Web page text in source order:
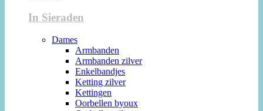
In Sieraden
Dames
Armbanden
Armbanden zilver
Enkelbandjes
Ketting zilver
Kettingen
Oorbellen byoux